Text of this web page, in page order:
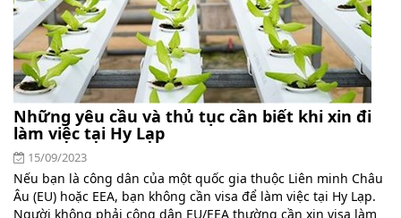
Những yêu cầu và thủ tục cần biết khi xin đi
làm việc tại Hy Lạp
15/09/2023
Nếu bạn là công dân của một quốc gia thuộc Liên minh Châu
Âu (EU) hoặc EEA, bạn không cần visa để làm việc tại Hy Lạp.
Người không phải công dân EU/EEA thường cần xin visa làm